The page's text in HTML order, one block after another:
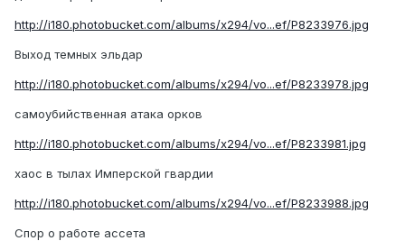
http://i180.photobucket.com/albums/x294/vo...ef/P8233976.jpg
Выход темных эльдар
http://i180.photobucket.com/albums/x294/vo...ef/P8233978.jpg
самоубийственная атака орков
http://i180.photobucket.com/albums/x294/vo...ef/P8233981.jpg
хаос в тылах Имперской гвардии
http://i180.photobucket.com/albums/x294/vo...ef/P8233988.jpg
Спор о работе ассета